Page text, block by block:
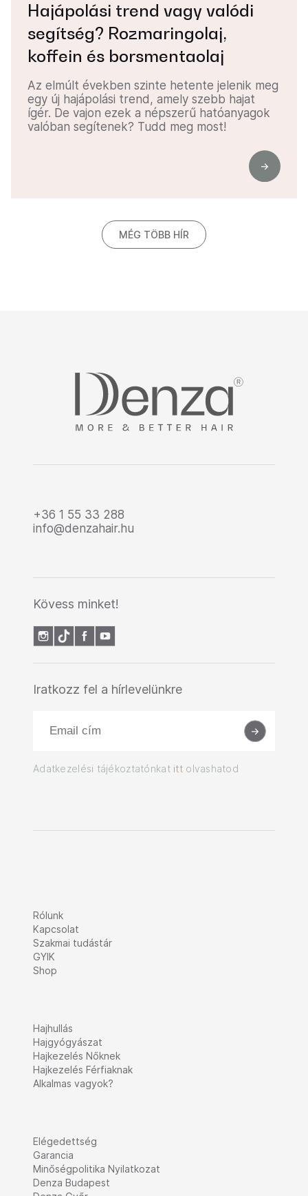
Hajápolási trend vagy valódi
segítség? Rozmaringolaj,
koffein és borsmentaolaj
Az elmúlt években szinte hetente jelenik meg
egy új hajápolási trend, amely szebb hajat
ígér. De vajon ezek a népszerű hatóanyagok
valóban segítenek? Tudd meg most!
MÉG TÖBB HÍR
+36 1 55 33 288
info@denzahair.hu
Kövess minket!
Iratkozz fel a hírlevelünkre
Adatkezelési tájékoztatónkat ittolvashatod
Rólunk
Kapcsolat
Szakmai tudástár
GYIK
Shop
Hajhullás
Hajgyógyászat
Hajkezelés Nőknek
Hajkezelés Férfiaknak
Alkalmas vagyok?
Elégedettség
Garancia
Minőségpolitika Nyilatkozat
Denza Budapest